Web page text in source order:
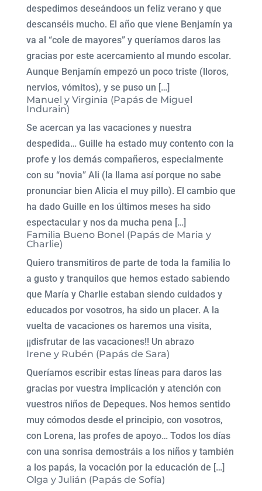
despedimos deseándoos un feliz verano y que
descanséis mucho. El año que viene Benjamín ya
va al “cole de mayores” y queríamos daros las
gracias por este acercamiento al mundo escolar.
Aunque Benjamín empezó un poco triste (lloros,
nervios, vómitos), y se puso un […]
Manuel y Virginia (Papás de Miguel
Indurain)
Se acercan ya las vacaciones y nuestra
despedida… Guille ha estado muy contento con la
profe y los demás compañeros, especialmente
con su “novia” Ali (la llama así porque no sabe
pronunciar bien Alicia el muy pillo). El cambio que
ha dado Guille en los últimos meses ha sido
espectacular y nos da mucha pena […]
Familia Bueno Bonel (Papás de Maria y
Charlie)
Quiero transmitiros de parte de toda la familia lo
a gusto y tranquilos que hemos estado sabiendo
que María y Charlie estaban siendo cuidados y
educados por vosotros, ha sido un placer. A la
vuelta de vacaciones os haremos una visita,
¡¡disfrutar de las vacaciones!! Un abrazo
Irene y Rubén (Papás de Sara)
Queríamos escribir estas líneas para daros las
gracias por vuestra implicación y atención con
vuestros niños de Depeques. Nos hemos sentido
muy cómodos desde el principio, con vosotros,
con Lorena, las profes de apoyo… Todos los días
con una sonrisa demostráis a los niños y también
a los papás, la vocación por la educación de […]
Olga y Julián (Papás de Sofía)